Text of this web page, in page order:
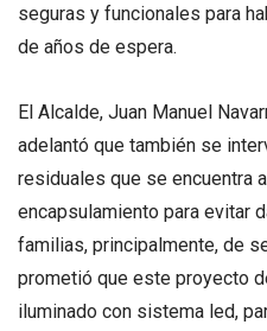
seguras y funcionales para
de años de espera.
El Alcalde, Juan Manuel
adelantó que también se
residuales que se encuentra
encapsulamiento para evitar
familias, principalmente, de
prometió que este proyecto
iluminado con sistema led,